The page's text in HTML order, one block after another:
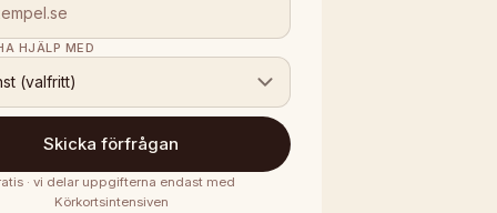
HJÄLP MED
(valfritt)
Skicka förfrågan
· vi delar uppgifterna endast med
Körkortsintensiven